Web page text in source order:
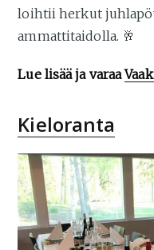
loihtii herkut
ammattitaidolla. 🥂
Lue lisää ja varaa
Kieloranta